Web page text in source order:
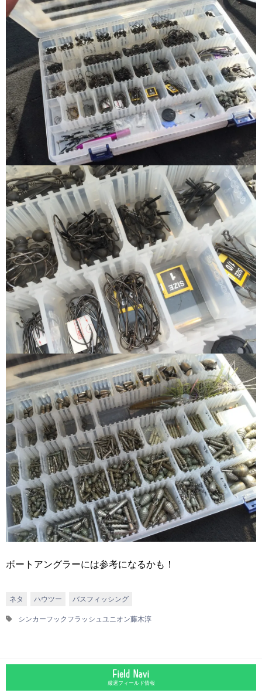
ボートアングラーには参考になるかも！
ネタ ハウツー バスフィッシング
シンカーフック フラッシュユニオン藤木淳
厳選フィールド情報